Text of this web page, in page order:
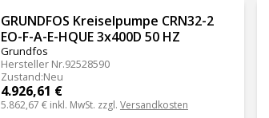
GRUNDFOS Kreiselpumpe CRN32-2
EO-F-A-E-HQUE 3x400D 50 HZ
Grundfos
Hersteller Nr.92528590
Zustand:Neu
4.926,61 €
5.862,67 € inkl. MwSt. zzgl. Versandkosten